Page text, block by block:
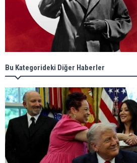
Bu Kategorideki Diğer Haberler